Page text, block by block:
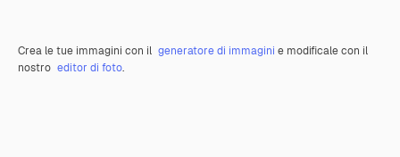
Crea le tue immagini con il generatore di immagini e modificale con il
nostro editor di foto.